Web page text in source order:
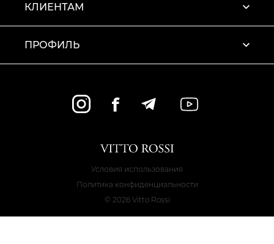
КЛИЕНТАМ
ПРОФИЛЬ
Условия использования
Политика конфиденциальности
© 2026 Vitto Rossi